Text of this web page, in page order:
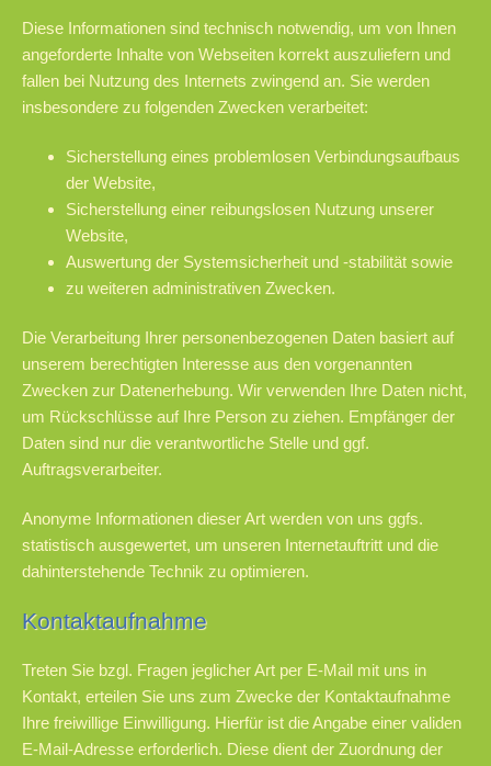
Diese Informationen sind technisch notwendig, um von Ihnen
angeforderte Inhalte von Webseiten korrekt auszuliefern und
fallen bei Nutzung des Internets zwingend an. Sie werden
insbesondere zu folgenden Zwecken verarbeitet:
Sicherstellung eines problemlosen Verbindungsaufbaus
der Website,
Sicherstellung einer reibungslosen Nutzung unserer
Website,
Auswertung der Systemsicherheit und -stabilität sowie
zu weiteren administrativen Zwecken.
Die Verarbeitung Ihrer personenbezogenen Daten basiert auf
unserem berechtigten Interesse aus den vorgenannten
Zwecken zur Datenerhebung. Wir verwenden Ihre Daten nicht,
um Rückschlüsse auf Ihre Person zu ziehen. Empfänger der
Daten sind nur die verantwortliche Stelle und ggf.
Auftragsverarbeiter.
Anonyme Informationen dieser Art werden von uns ggfs.
statistisch ausgewertet, um unseren Internetauftritt und die
dahinterstehende Technik zu optimieren.
Kontaktaufnahme
Treten Sie bzgl. Fragen jeglicher Art per E-Mail mit uns in
Kontakt, erteilen Sie uns zum Zwecke der Kontaktaufnahme
Ihre freiwillige Einwilligung. Hierfür ist die Angabe einer validen
E-Mail-Adresse erforderlich. Diese dient der Zuordnung der